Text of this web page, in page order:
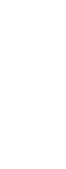
This website
you navigate
that are
as they are
the website. We
analyze and
cookies will be
You also have
opting out of